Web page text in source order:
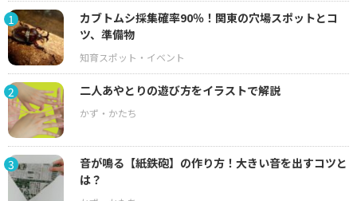
1
カブトムシ採集確率90％！関東の穴場スポットとコ
ツ、準備物
2 二人あやとりの遊び方をイラストで解説
3
音が鳴る【紙鉄砲】の作り方！大きい音を出すコツと
は？